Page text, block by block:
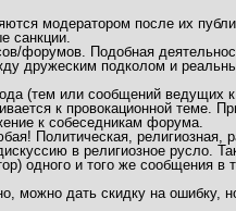
модератором после их
санкции.
форумов. Подобная
дружеским подколом и
(тем или сообщений
к провокационной
к собеседникам форума.
Политическая, религиозная,
в религиозное русло.
одного и того же сообщения
можно дать скидку на ошибку,